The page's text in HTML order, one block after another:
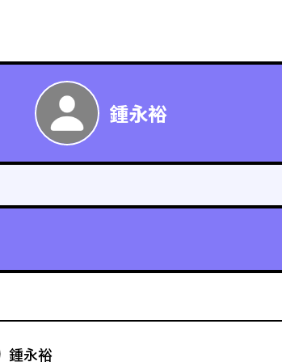
鍾永裕
鍾永裕